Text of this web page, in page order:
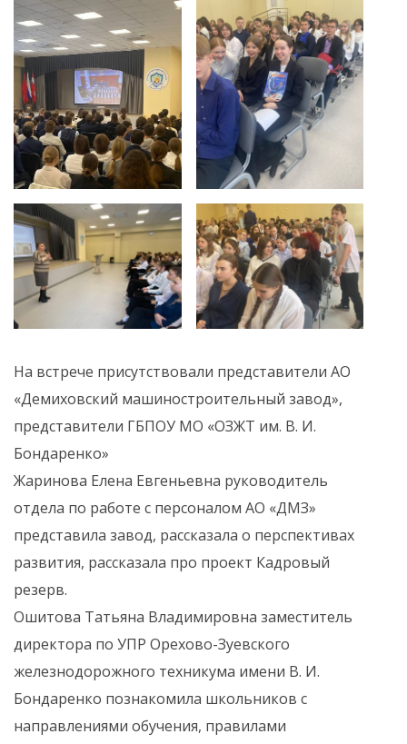
На встрече присутствовали представители АО
«Демиховский машиностроительный завод»,
представители ГБПОУ МО «ОЗЖТ им. В. И.
Бондаренко»
Жаринова Елена Евгеньевна руководитель
отдела по работе с персоналом АО «ДМЗ»
представила завод, рассказала о перспективах
развития, рассказала про проект Кадровый
резерв.
Ошитова Татьяна Владимировна заместитель
директора по УПР Орехово-Зуевского
железнодорожного техникума имени В. И.
Бондаренко познакомила школьников с
направлениями обучения, правилами